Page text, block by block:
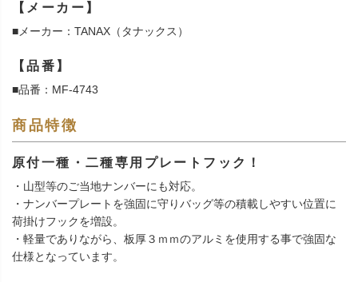
【メーカー】
■メーカー：TANAX（タナックス）
【品番】
■品番：MF-4743
商品特徴
原付一種・二種専用プレートフック！
・山型等のご当地ナンバーにも対応。
・ナンバープレートを強固に守りバッグ等の積載しやすい位置に
荷掛けフックを増設。
・軽量でありながら、板厚３ｍｍのアルミを使用する事で強固な
仕様となっています。